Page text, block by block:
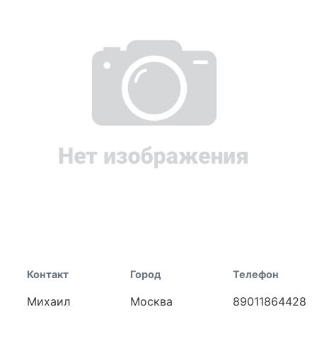
Контакт
Михаил
Город
Москва
Телефон
89011864428